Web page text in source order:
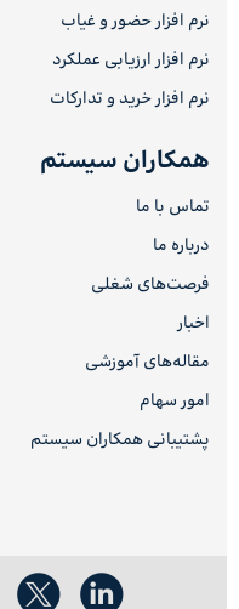
نرم افزار حضور و غیاب
نرم افزار ارزیابی عملکرد
نرم افزار خرید و تدارکات
همکاران سیستم
تماس با ما
درباره ما
فرصت‌های شغلی
اخبار
مقاله‌های آموزشی
امور سهام
پشتیبانی همکاران سیستم